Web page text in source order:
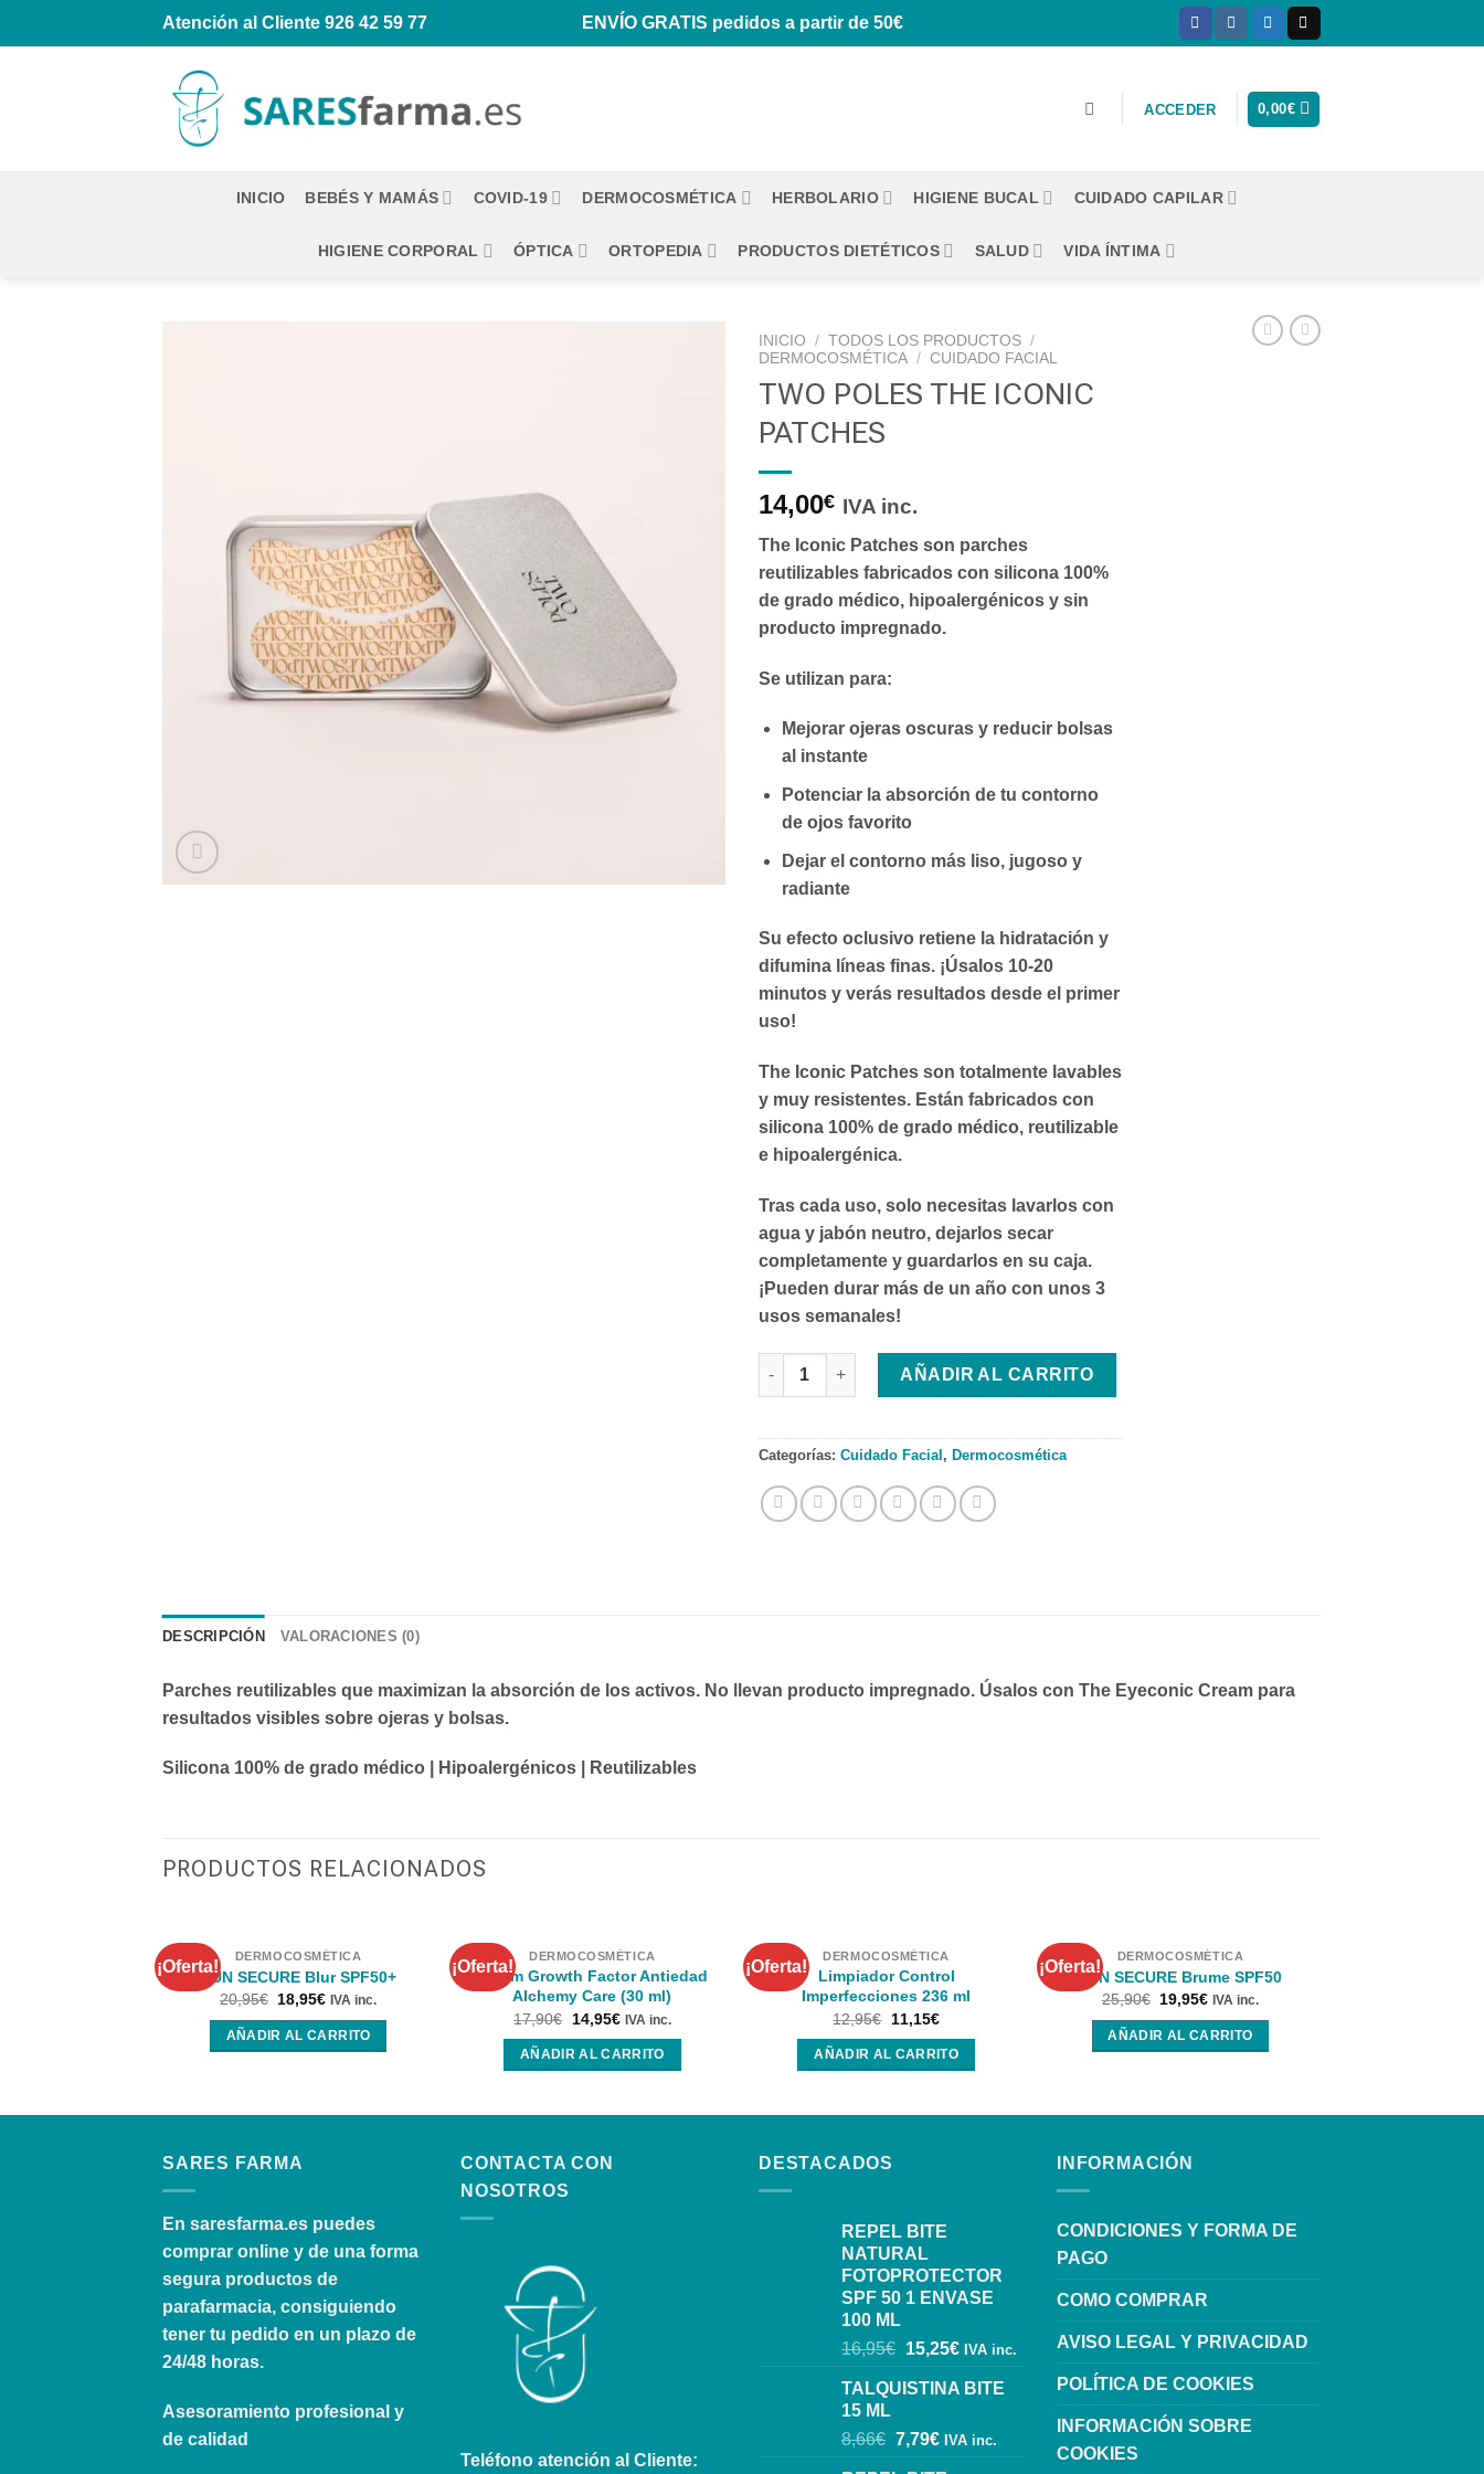
Atención al Cliente 926 42 59 77 ENVÍO GRATIS pedidos a partir de 50€
ACCEDER 0,00€
INICIO BEBÉS Y MAMÁS COVID-19 DERMOCOSMÉTICA HERBOLARIO HIGIENE BUCAL CUIDADO CAPILAR
HIGIENE CORPORAL ÓPTICA ORTOPEDIA PRODUCTOS DIETÉTICOS SALUD VIDA ÍNTIMA
INICIO / TODOS LOS PRODUCTOS /
DERMOCOSMÉTICA / CUIDADO FACIAL
TWO POLES THE ICONIC
PATCHES
14,00€ IVA inc.
The Iconic Patches son parches
reutilizables fabricados con silicona 100%
de grado médico, hipoalergénicos y sin
producto impregnado.
Se utilizan para:
Mejorar ojeras oscuras y reducir bolsas
al instante
Potenciar la absorción de tu contorno
de ojos favorito
Dejar el contorno más liso, jugoso y
radiante
Su efecto oclusivo retiene la hidratación y
difumina líneas finas. ¡Úsalos 10-20
minutos y verás resultados desde el primer
uso!
The Iconic Patches son totalmente lavables
y muy resistentes. Están fabricados con
silicona 100% de grado médico, reutilizable
e hipoalergénica.
Tras cada uso, solo necesitas lavarlos con
agua y jabón neutro, dejarlos secar
completamente y guardarlos en su caja.
¡Pueden durar más de un año con unos 3
usos semanales!
TWO POLES THE ICONIC PATCHES cantidad
AÑADIR AL CARRITO
Categorías: Cuidado Facial, Dermocosmética
DESCRIPCIÓN VALORACIONES (0)
Parches reutilizables que maximizan la absorción de los activos. No llevan producto impregnado. Úsalos con The Eyeconic Cream para
resultados visibles sobre ojeras y bolsas.
Silicona 100% de grado médico | Hipoalergénicos | Reutilizables
PRODUCTOS RELACIONADOS
¡Oferta!
DERMOCOSMÉTICA
SUN SECURE Blur SPF50+
20,95€ 18,95€ IVA inc.
AÑADIR AL CARRITO
¡Oferta!
DERMOCOSMÉTICA
Serum Growth Factor Antiedad
Alchemy Care (30 ml)
17,90€ 14,95€ IVA inc.
AÑADIR AL CARRITO
¡Oferta!
DERMOCOSMÉTICA
Limpiador Control
Imperfecciones 236 ml
12,95€ 11,15€
AÑADIR AL CARRITO
¡Oferta!
DERMOCOSMÉTICA
SUN SECURE Brume SPF50
25,90€ 19,95€ IVA inc.
AÑADIR AL CARRITO
SARES FARMA
En saresfarma.es puedes
comprar online y de una forma
segura productos de
parafarmacia, consiguiendo
tener tu pedido en un plazo de
24/48 horas.
Asesoramiento profesional y
de calidad
CONTACTA CON
NOSOTROS
Teléfono atención al Cliente:
DESTACADOS
REPEL BITE
NATURAL
FOTOPROTECTOR
SPF 50 1 ENVASE
100 ML
16,95€ 15,25€ IVA inc.
TALQUISTINA BITE
15 ML
8,66€ 7,79€ IVA inc.
INFORMACIÓN
CONDICIONES Y FORMA DE
PAGO
COMO COMPRAR
AVISO LEGAL Y PRIVACIDAD
POLÍTICA DE COOKIES
INFORMACIÓN SOBRE
COOKIES